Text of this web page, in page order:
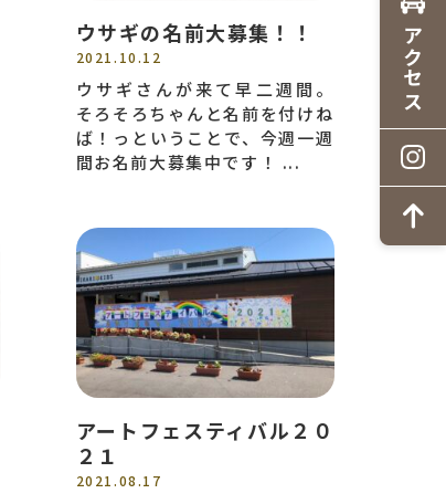
アクセス
ウサギの名前大募集！！
2021.10.12
ウサギさんが来て早二週間。
そろそろちゃんと名前を付けね
ば！っということで、今週一週
間お名前大募集中です！ ...
アートフェスティバル２０
２１
2021.08.17